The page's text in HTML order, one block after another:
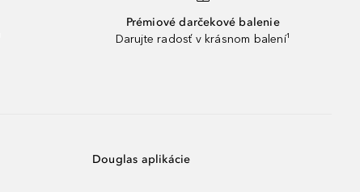
Prémiové darčekové balenie
Darujte radosť v krásnom balení¹
Douglas aplikácie